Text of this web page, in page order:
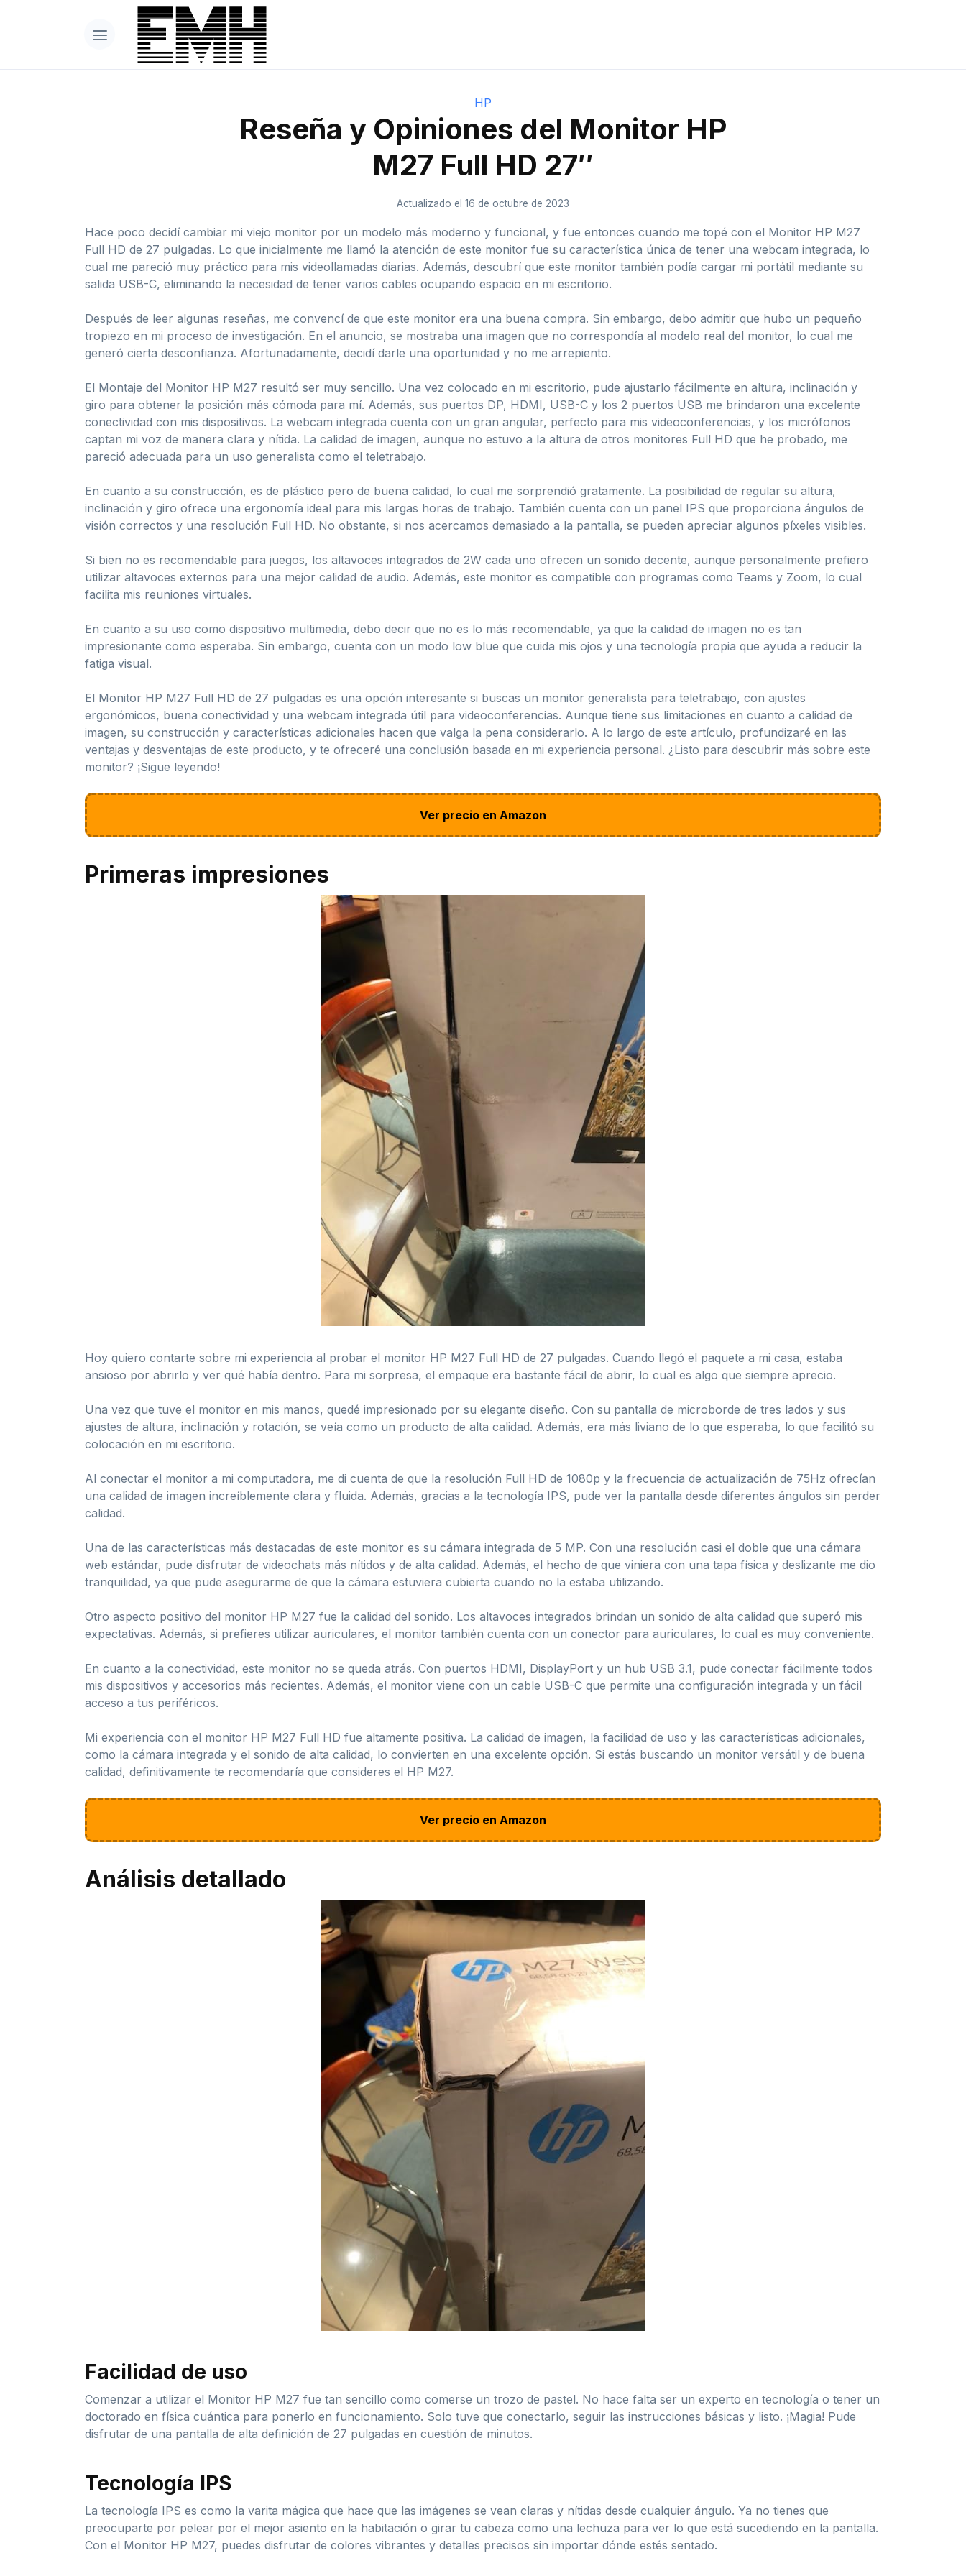
HP
Reseña y Opiniones del Monitor HP
M27 Full HD 27″
Actualizado el 16 de octubre de 2023
Hace poco decidí cambiar mi viejo monitor por un modelo más moderno y funcional, y fue entonces cuando me topé con el Monitor HP M27
Full HD de 27 pulgadas. Lo que inicialmente me llamó la atención de este monitor fue su característica única de tener una webcam integrada, lo
cual me pareció muy práctico para mis videollamadas diarias. Además, descubrí que este monitor también podía cargar mi portátil mediante su
salida USB-C, eliminando la necesidad de tener varios cables ocupando espacio en mi escritorio.
Después de leer algunas reseñas, me convencí de que este monitor era una buena compra. Sin embargo, debo admitir que hubo un pequeño
tropiezo en mi proceso de investigación. En el anuncio, se mostraba una imagen que no correspondía al modelo real del monitor, lo cual me
generó cierta desconfianza. Afortunadamente, decidí darle una oportunidad y no me arrepiento.
El Montaje del Monitor HP M27 resultó ser muy sencillo. Una vez colocado en mi escritorio, pude ajustarlo fácilmente en altura, inclinación y
giro para obtener la posición más cómoda para mí. Además, sus puertos DP, HDMI, USB-C y los 2 puertos USB me brindaron una excelente
conectividad con mis dispositivos. La webcam integrada cuenta con un gran angular, perfecto para mis videoconferencias, y los micrófonos
captan mi voz de manera clara y nítida. La calidad de imagen, aunque no estuvo a la altura de otros monitores Full HD que he probado, me
pareció adecuada para un uso generalista como el teletrabajo.
En cuanto a su construcción, es de plástico pero de buena calidad, lo cual me sorprendió gratamente. La posibilidad de regular su altura,
inclinación y giro ofrece una ergonomía ideal para mis largas horas de trabajo. También cuenta con un panel IPS que proporciona ángulos de
visión correctos y una resolución Full HD. No obstante, si nos acercamos demasiado a la pantalla, se pueden apreciar algunos píxeles visibles.
Si bien no es recomendable para juegos, los altavoces integrados de 2W cada uno ofrecen un sonido decente, aunque personalmente prefiero
utilizar altavoces externos para una mejor calidad de audio. Además, este monitor es compatible con programas como Teams y Zoom, lo cual
facilita mis reuniones virtuales.
En cuanto a su uso como dispositivo multimedia, debo decir que no es lo más recomendable, ya que la calidad de imagen no es tan
impresionante como esperaba. Sin embargo, cuenta con un modo low blue que cuida mis ojos y una tecnología propia que ayuda a reducir la
fatiga visual.
El Monitor HP M27 Full HD de 27 pulgadas es una opción interesante si buscas un monitor generalista para teletrabajo, con ajustes
ergonómicos, buena conectividad y una webcam integrada útil para videoconferencias. Aunque tiene sus limitaciones en cuanto a calidad de
imagen, su construcción y características adicionales hacen que valga la pena considerarlo. A lo largo de este artículo, profundizaré en las
ventajas y desventajas de este producto, y te ofreceré una conclusión basada en mi experiencia personal. ¿Listo para descubrir más sobre este
monitor? ¡Sigue leyendo!
Ver precio en Amazon
Primeras impresiones
Hoy quiero contarte sobre mi experiencia al probar el monitor HP M27 Full HD de 27 pulgadas. Cuando llegó el paquete a mi casa, estaba
ansioso por abrirlo y ver qué había dentro. Para mi sorpresa, el empaque era bastante fácil de abrir, lo cual es algo que siempre aprecio.
Una vez que tuve el monitor en mis manos, quedé impresionado por su elegante diseño. Con su pantalla de microborde de tres lados y sus
ajustes de altura, inclinación y rotación, se veía como un producto de alta calidad. Además, era más liviano de lo que esperaba, lo que facilitó su
colocación en mi escritorio.
Al conectar el monitor a mi computadora, me di cuenta de que la resolución Full HD de 1080p y la frecuencia de actualización de 75Hz ofrecían
una calidad de imagen increíblemente clara y fluida. Además, gracias a la tecnología IPS, pude ver la pantalla desde diferentes ángulos sin perder
calidad.
Una de las características más destacadas de este monitor es su cámara integrada de 5 MP. Con una resolución casi el doble que una cámara
web estándar, pude disfrutar de videochats más nítidos y de alta calidad. Además, el hecho de que viniera con una tapa física y deslizante me dio
tranquilidad, ya que pude asegurarme de que la cámara estuviera cubierta cuando no la estaba utilizando.
Otro aspecto positivo del monitor HP M27 fue la calidad del sonido. Los altavoces integrados brindan un sonido de alta calidad que superó mis
expectativas. Además, si prefieres utilizar auriculares, el monitor también cuenta con un conector para auriculares, lo cual es muy conveniente.
En cuanto a la conectividad, este monitor no se queda atrás. Con puertos HDMI, DisplayPort y un hub USB 3.1, pude conectar fácilmente todos
mis dispositivos y accesorios más recientes. Además, el monitor viene con un cable USB-C que permite una configuración integrada y un fácil
acceso a tus periféricos.
Mi experiencia con el monitor HP M27 Full HD fue altamente positiva. La calidad de imagen, la facilidad de uso y las características adicionales,
como la cámara integrada y el sonido de alta calidad, lo convierten en una excelente opción. Si estás buscando un monitor versátil y de buena
calidad, definitivamente te recomendaría que consideres el HP M27.
Ver precio en Amazon
Análisis detallado
Facilidad de uso
Comenzar a utilizar el Monitor HP M27 fue tan sencillo como comerse un trozo de pastel. No hace falta ser un experto en tecnología o tener un
doctorado en física cuántica para ponerlo en funcionamiento. Solo tuve que conectarlo, seguir las instrucciones básicas y listo. ¡Magia! Pude
disfrutar de una pantalla de alta definición de 27 pulgadas en cuestión de minutos.
Tecnología IPS
La tecnología IPS es como la varita mágica que hace que las imágenes se vean claras y nítidas desde cualquier ángulo. Ya no tienes que
preocuparte por pelear por el mejor asiento en la habitación o girar tu cabeza como una lechuza para ver lo que está sucediendo en la pantalla.
Con el Monitor HP M27, puedes disfrutar de colores vibrantes y detalles precisos sin importar dónde estés sentado.